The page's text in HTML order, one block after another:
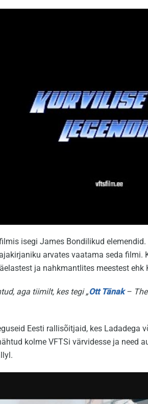
isegi James Bondilikud
arvates vaatama seda filmi.
ja nahkmantlites meestest ehk
aga tiimilt, kes tegi „Ott Tänak– The
Eesti rallisõitjaid, kes Ladadega
kolme VFTSi värvidesse ja need